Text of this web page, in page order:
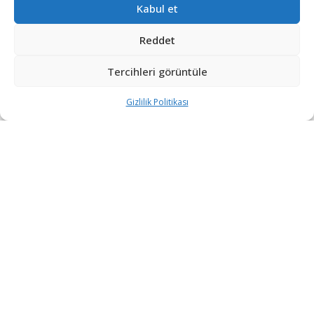
Kabul et
Reddet
Tercihleri görüntüle
Gizlilik Politikası
Her geçen gün ikili ilişkilerini ilerleten Türkiye ve Katar,